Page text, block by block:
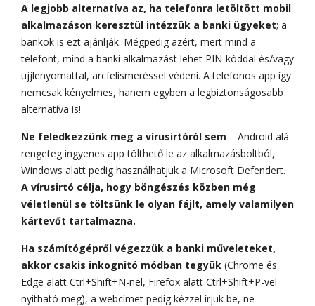
A legjobb alternatíva az, ha telefonra letöltött mobil
alkalmazáson keresztül intézzük a banki ügyeket; a
bankok is ezt ajánlják. Mégpedig azért, mert mind a
telefont, mind a banki alkalmazást lehet PIN-kóddal és/vagy
ujjlenyomattal, arcfelismeréssel védeni. A telefonos app így
nemcsak kényelmes, hanem egyben a legbiztonságosabb
alternatíva is!
Ne feledkezzünk meg a vírusirtóról sem – Android alá
rengeteg ingyenes app tölthető le az alkalmazásboltból,
Windows alatt pedig használhatjuk a Microsoft Defendert.
A vírusirtó célja, hogy böngészés közben még
véletlenül se töltsünk le olyan fájlt, amely valamilyen
kártevőt tartalmazna.
Ha számítógépről végezzük a banki műveleteket,
akkor csakis inkognitó módban tegyük (Chrome és
Edge alatt Ctrl+Shift+N-nel, Firefox alatt Ctrl+Shift+P-vel
nyitható meg), a webcímet pedig kézzel írjuk be, ne